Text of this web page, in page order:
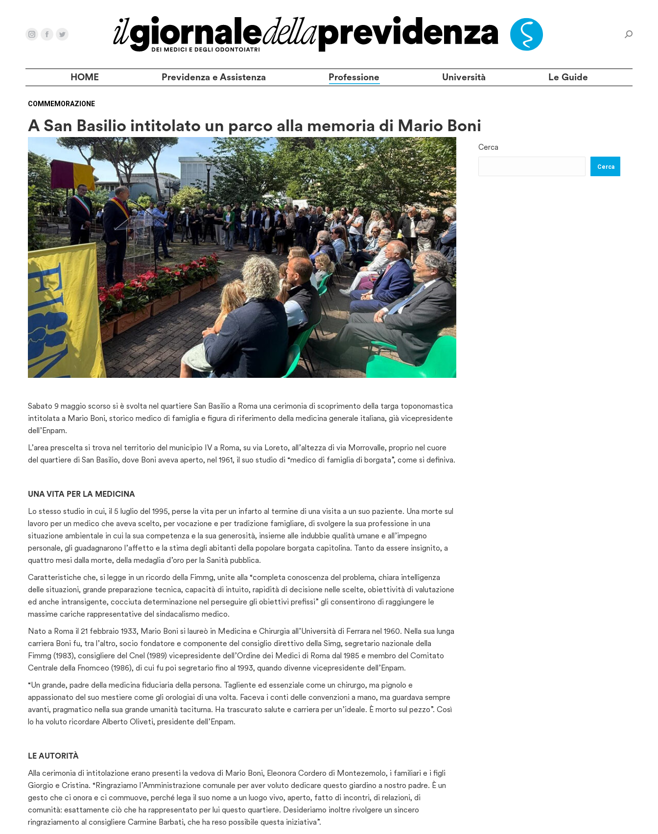
HOME Previdenza e Assistenza Professione Università Le Guide
COMMEMORAZIONE
A San Basilio intitolato un parco alla memoria di Mario Boni
Sabato 9 maggio scorso si è svolta nel quartiere San Basilio a Roma una cerimonia di scoprimento della targa toponomastica
intitolata a Mario Boni, storico medico di famiglia e figura di riferimento della medicina generale italiana, già vicepresidente
dell’Enpam.
L’area prescelta si trova nel territorio del municipio IV a Roma, su via Loreto, all’altezza di via Morrovalle, proprio nel cuore
del quartiere di San Basilio, dove Boni aveva aperto, nel 1961, il suo studio di “medico di famiglia di borgata”, come si definiva.
UNA VITA PER LA MEDICINA
Lo stesso studio in cui, il 5 luglio del 1995, perse la vita per un infarto al termine di una visita a un suo paziente. Una morte sul
lavoro per un medico che aveva scelto, per vocazione e per tradizione famigliare, di svolgere la sua professione in una
situazione ambientale in cui la sua competenza e la sua generosità, insieme alle indubbie qualità umane e all’impegno
personale, gli guadagnarono l’affetto e la stima degli abitanti della popolare borgata capitolina. Tanto da essere insignito, a
quattro mesi dalla morte, della medaglia d’oro per la Sanità pubblica.
Caratteristiche che, si legge in un ricordo della Fimmg, unite alla “completa conoscenza del problema, chiara intelligenza
delle situazioni, grande preparazione tecnica, capacità di intuito, rapidità di decisione nelle scelte, obiettività di valutazione
ed anche intransigente, cocciuta determinazione nel perseguire gli obiettivi prefissi” gli consentirono di raggiungere le
massime cariche rappresentative del sindacalismo medico.
Nato a Roma il 21 febbraio 1933, Mario Boni si laureò in Medicina e Chirurgia all’Università di Ferrara nel 1960. Nella sua lunga
carriera Boni fu, tra l’altro, socio fondatore e componente del consiglio direttivo della Simg, segretario nazionale della
Fimmg (1983), consigliere del Cnel (1989) vicepresidente dell’Ordine dei Medici di Roma dal 1985 e membro del Comitato
Centrale della Fnomceo (1986), di cui fu poi segretario fino al 1993, quando divenne vicepresidente dell’Enpam.
“Un grande, padre della medicina fiduciaria della persona. Tagliente ed essenziale come un chirurgo, ma pignolo e
appassionato del suo mestiere come gli orologiai di una volta. Faceva i conti delle convenzioni a mano, ma guardava sempre
avanti, pragmatico nella sua grande umanità taciturna. Ha trascurato salute e carriera per un’ideale. È morto sul pezzo”. Così
lo ha voluto ricordare Alberto Oliveti, presidente dell’Enpam.
LE AUTORITÀ
Alla cerimonia di intitolazione erano presenti la vedova di Mario Boni, Eleonora Cordero di Montezemolo, i familiari e i figli
Giorgio e Cristina. “Ringraziamo l’Amministrazione comunale per aver voluto dedicare questo giardino a nostro padre. È un
gesto che ci onora e ci commuove, perché lega il suo nome a un luogo vivo, aperto, fatto di incontri, di relazioni, di
comunità: esattamente ciò che ha rappresentato per lui questo quartiere. Desideriamo inoltre rivolgere un sincero
ringraziamento al consigliere Carmine Barbati, che ha reso possibile questa iniziativa”.
Cerca
Cerca